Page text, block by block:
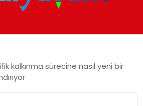
kalkınma sürecine nasıl yeni bir